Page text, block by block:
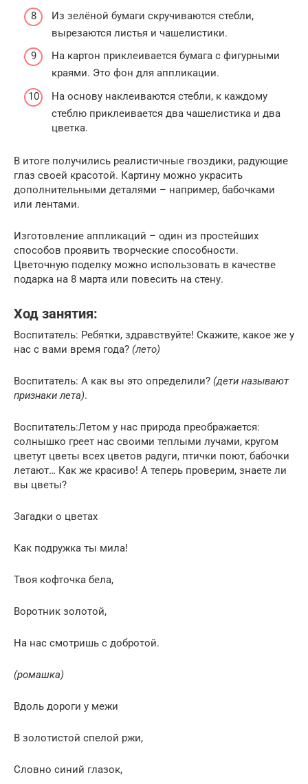
Из зелёной бумаги скручиваются стебли,
вырезаются листья и чашелистики.
На картон приклеивается бумага с фигурными
краями. Это фон для аппликации.
На основу наклеиваются стебли, к каждому
стеблю приклеивается два чашелистика и два
цветка.
В итоге получились реалистичные гвоздики, радующие
глаз своей красотой. Картину можно украсить
дополнительными деталями – например, бабочками
или лентами.
Изготовление аппликаций – один из простейших
способов проявить творческие способности.
Цветочную поделку можно использовать в качестве
подарка на 8 марта или повесить на стену.
Ход занятия:
Воспитатель: Ребятки, здравствуйте! Скажите, какое же у
нас с вами время года? (лето)
Воспитатель: А как вы это определили? (дети называют
признаки лета).
Воспитатель:Летом у нас природа преображается:
солнышко греет нас своими теплыми лучами, кругом
цветут цветы всех цветов радуги, птички поют, бабочки
летают… Как же красиво! А теперь проверим, знаете ли
вы цветы?
Загадки о цветах
Как подружка ты мила!
Твоя кофточка бела,
Воротник золотой,
На нас смотришь с добротой.
(ромашка)
Вдоль дороги у межи
В золотистой спелой ржи,
Словно синий глазок,